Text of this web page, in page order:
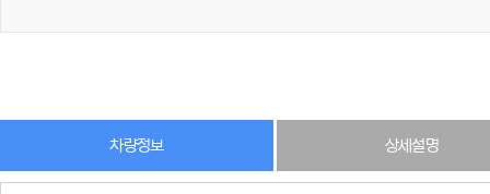
차량정보 상세설명